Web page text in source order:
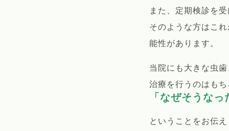
また、定期検診を
そのような方はこ
能性があります。
当院にも大きな虫
治療を行うのはも
「なぜそうな
ということをお伝